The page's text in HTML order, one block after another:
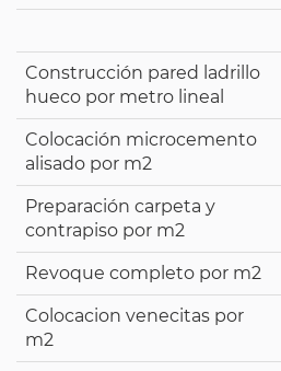
Construcción pared ladrillo
hueco por metro lineal
Colocación microcemento
alisado por m2
Preparación carpeta y
contrapiso por m2
Revoque completo por m2
Colocacion venecitas por
m2